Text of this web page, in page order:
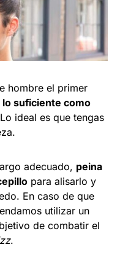
hombre el primer
suficiente como
ideal es que tengas
adecuado, peina
para alisarlo y
En caso de que
utilizar un
de combatir el
.